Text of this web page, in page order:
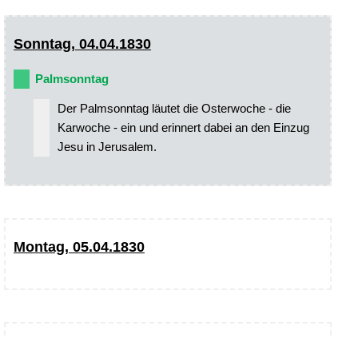
Sonntag, 04.04.1830
Palmsonntag
Der Palmsonntag läutet die Osterwoche - die
Karwoche - ein und erinnert dabei an den Einzug
Jesu in Jerusalem.
Montag, 05.04.1830